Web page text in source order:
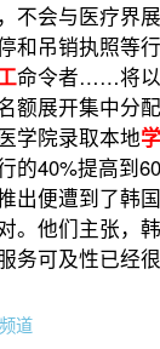
不会与医疗界
和吊销执照等
命令者……将以
额展开集中分
学院录取本地
的40%提高到
出便遭到了韩
。他们主张，
务可及性已经
道